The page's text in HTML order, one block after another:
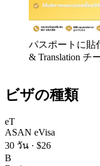
パスポートに貼
& Translation チ
ビザの種類
eT
ASAN eVisa
30 วัน · $26
B